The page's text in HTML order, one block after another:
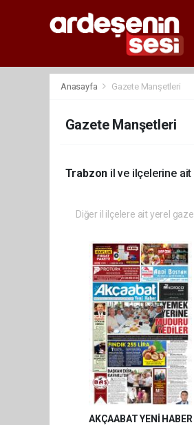
Anasayfa Gazete Manşetleri
Gazete Manşetleri
Trabzon il ve ilçelerine
Diğer il ilçelere ait yerel
AKÇAABAT YENİ HABER